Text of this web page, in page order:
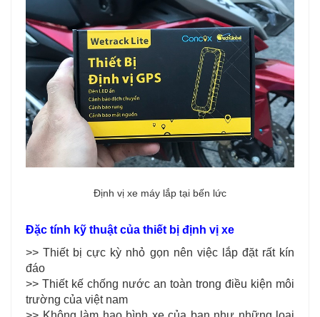
Định vị xe máy lắp tại bến lức
Đặc tính kỹ thuật của thiết bị định vị xe
>> Thiết bị cực kỳ nhỏ gọn nên việc lắp đặt rất kín
đáo
>> Thiết kế chống nước an toàn trong điều kiện môi
trường của việt nam